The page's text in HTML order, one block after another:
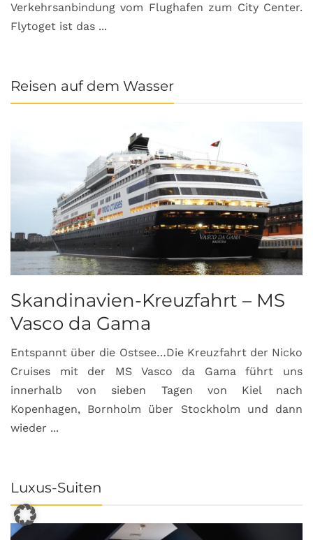
Verkehrsanbindung vom Flughafen zum City Center.
Flytoget ist das ...
Reisen auf dem Wasser
Skandinavien-Kreuzfahrt – MS
Vasco da Gama
Entspannt über die Ostsee…Die Kreuzfahrt der Nicko
Cruises mit der MS Vasco da Gama führt uns
innerhalb von sieben Tagen von Kiel nach
Kopenhagen, Bornholm über Stockholm und dann
wieder ...
Luxus-Suiten